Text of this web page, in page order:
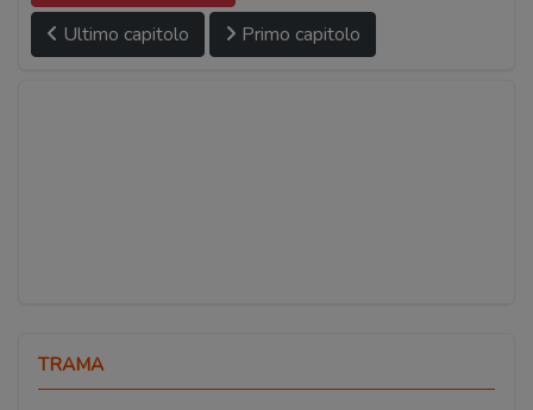
Ultimo capitolo
Primo capitolo
TRAMA